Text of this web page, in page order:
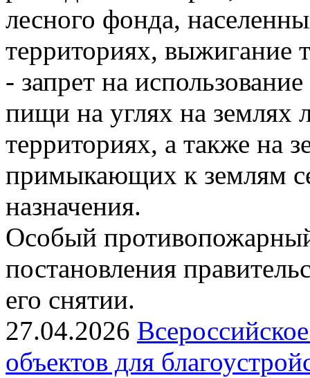
лесного фонда,
территориях, выжигание
- запрет на
пищи на углях на землях
территориях, а также на
примыкающих к землям
назначения.
Особый
постановления
его снятии.
27.04.2026
объектов для